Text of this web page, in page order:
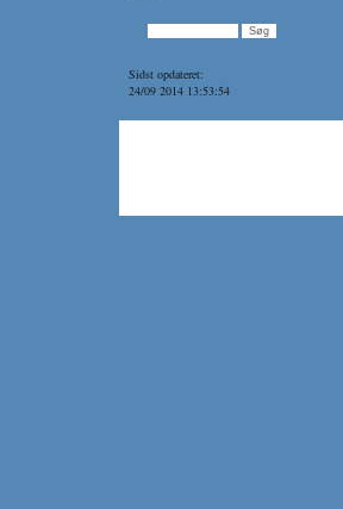
Sidst opdateret:
24/09 2014 13:53:54